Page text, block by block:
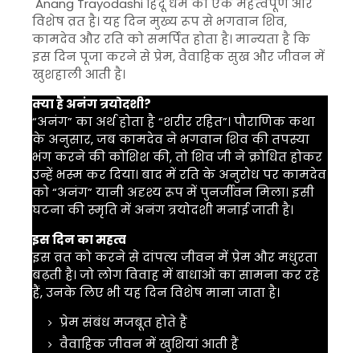
Anang Trayodashi हिंदू धर्म का एक महत्वपूर्ण और
विशेष व्रत है। यह दिन मुख्य रूप से भगवान शिव,
कामदेव औररतिको समर्पित होता है। मान्यता है कि
इस दिन पूजा करने से प्रेम, वैवाहिक सुख और जीवन में
खुशहाली आती है।
क्या है अनंग त्रयोदशी?
“अनंग” का अर्थ होता है “शरीर रहित”। पौराणिक कथा
के अनुसार, जब कामदेव ने भगवान शिव की तपस्या
भंग करने की कोशिश की, तो शिव जी ने क्रोधित होकर
उन्हें भस्म कर दिया। बाद में रति के अनुरोध पर कामदेव
को “अनंग” यानी अदृश्य रूप में पुनर्जीवन मिला। इसी
घटना की स्मृति में अनंग त्रयोदशी मनाई जाती है।
इस दिन का महत्व
इस व्रत को करने से दांपत्य जीवन में प्रेम और मधुरता
बढ़ती है। जो लोग विवाह में बाधाओं का सामना कर रहे
हैं, उनके लिए भी यह दिन विशेष माना जाता है।
प्रेम संबंध मजबूत होते हैं
वैवाहिक जीवन में खुशियां आती हैं